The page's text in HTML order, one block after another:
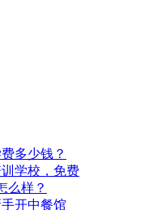
多少钱？
训学校，免费
么样？
开中餐馆